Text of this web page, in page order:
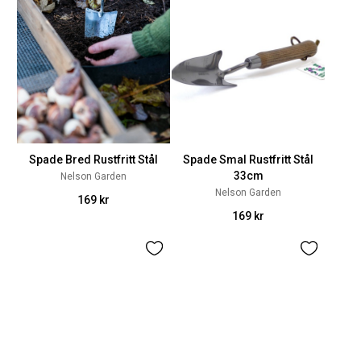
Spade Bred Rustfritt Stål
Nelson Garden
169 kr
Spade Smal Rustfritt Stål
33cm
Nelson Garden
169 kr